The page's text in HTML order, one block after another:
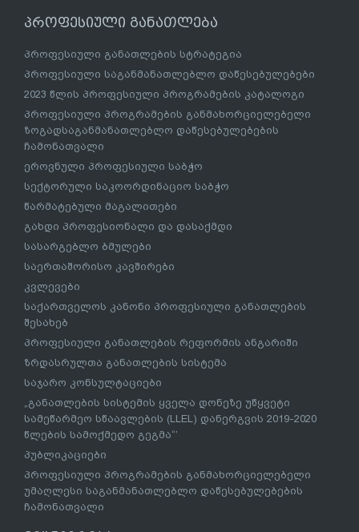
პროფესიული განათლება
პროფესიული განათლების სტრატეგია
პროფესიული საგანმანათლებლო დაწესებულებები
2023 წლის პროფესიული პროგრამების კატალოგი
პროფესიული პროგრამების განმახორციელებელი
ზოგადსაგანმანათლებლო დაწესებულებების
ჩამონათვალი
ეროვნული პროფესიული საბჭო
სექტორული საკოორდინაციო საბჭო
წარმატებული მაგალითები
გახდი პროფესიონალი და დასაქმდი
სასარგებლო ბმულები
საერთაშორისო კავშირები
კვლევები
საქართველოს კანონი პროფესიული განათლების
შესახებ
პროფესიული განათლების რეფორმის ანგარიში
ზრდასრულთა განათლების სისტემა
საჯარო კონსულტაციები
„განათლების სისტემის ყველა დონეზე უწყვეტი
სამეწარმეო სწაავლების (LLEL) დანერგვის 2019-2020
წლების სამოქმედო გეგმა“’
პუბლიკაციები
პროფესიული პროგრამების განმახორციელებელი
უმაღლესი საგანმანათლებლო დაწესებულებების
ჩამონათვალი